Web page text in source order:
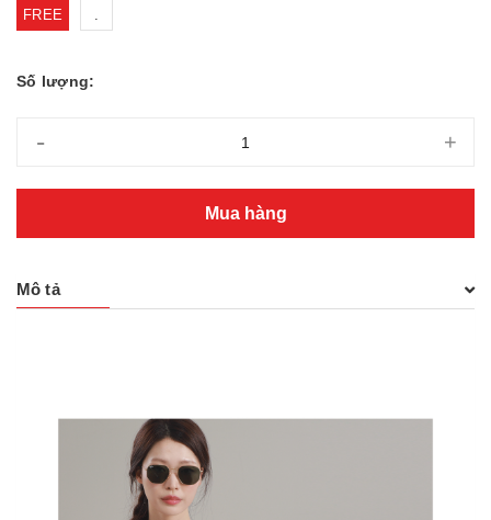
FREE .
Số lượng:
- +
Mua hàng
Mô tả